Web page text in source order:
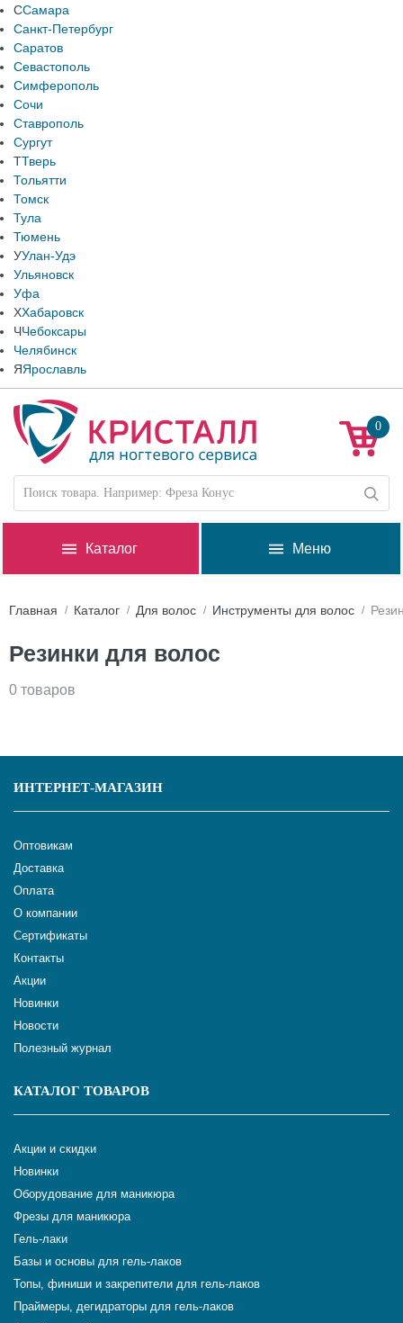
ССамара
Санкт-Петербург
Саратов
Севастополь
Симферополь
Сочи
Ставрополь
Сургут
ТТверь
Тольятти
Томск
Тула
Тюмень
УУлан-Удэ
Ульяновск
Уфа
ХХабаровск
ЧЧебоксары
Челябинск
ЯЯрославль
0
Каталог Меню
Главная Каталог Для волос Инструменты для волос
Резинки для волос
0 товаров
ИНТЕРНЕТ-МАГАЗИН
Оптовикам
Доставка
Оплата
О компании
Сертификаты
Контакты
Акции
Новинки
Новости
Полезный журнал
КАТАЛОГ ТОВАРОВ
Акции и скидки
Новинки
Оборудование для маникюра
Фрезы для маникюра
Гель-лаки
Базы и основы для гель-лаков
Топы, финиши и закрепители для гель-лаков
Праймеры, дегидраторы для гель-лаков